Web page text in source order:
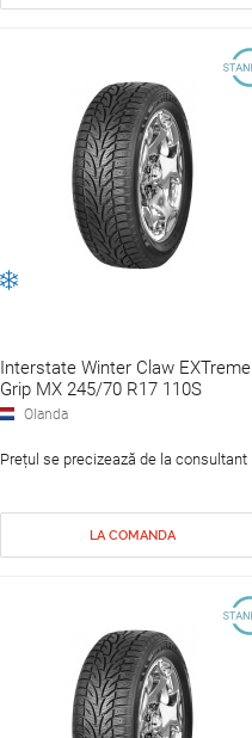
Interstate Winter Claw EXTreme
Grip MX 245/70 R17 110S
Olanda
Prețul se precizează de la consultant
LA COMANDA